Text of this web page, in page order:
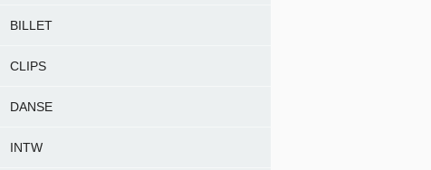
BILLET
CLIPS
DANSE
INTW